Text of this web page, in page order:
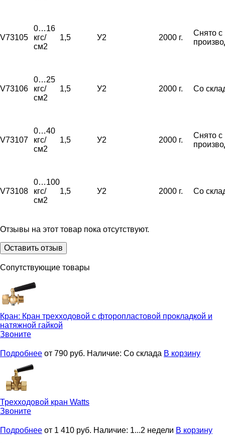
V73105
0…16
кгс/
см2
1,5 У2 2000 г.
Снято с
V73106
0…25
кгс/
см2
1,5 У2 2000 г. Со
V73107
0…40
кгс/
см2
1,5 У2 2000 г.
Снято с
V73108
0…100
кгс/
см2
1,5 У2 2000 г. Со
Отзывы на этот товар пока отсутствуют.
Оставить отзыв
Сопутствующие товары
Кран: Кран трехходовой с фторопластовой прокла­д­кой и
натяжной гайкой
Звоните
Подробнее от 790 руб. Наличие: Со склада В корзину
Трехходовой кран Watts
Звоните
Подробнее от 1 410 руб. Наличие: 1...2 недели В корзину